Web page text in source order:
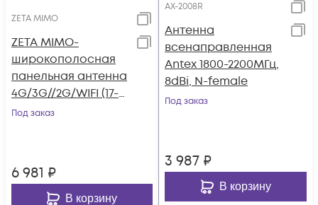
ZETA MIMO
ZETA MIMO-
широкополосная
панельная антенна
4G/3G//2G/WIFI (17-
20dBi)
Под заказ
6 981 ₽
В корзину
AX-2008R
Антенна
всенаправленная
Antex 1800-2200МГц,
8dBi, N-female
Под заказ
3 987 ₽
В корзину